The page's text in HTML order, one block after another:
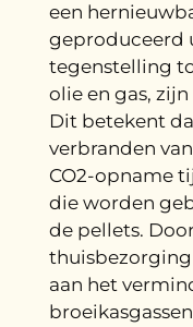
een
geproduceerd
tegenstelling
olie en gas,
Dit betekent
verbranden
CO2-opname
die worden
de pellets.
aan het